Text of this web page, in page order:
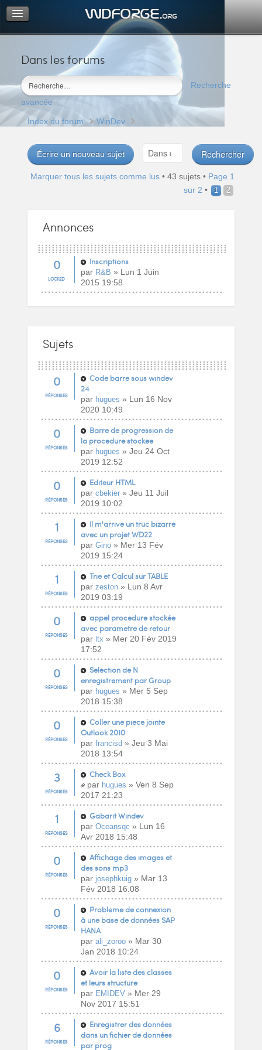
Dans les forums
Recherche
avancée
Portail
Index du forum
M’enregistrer
Connexion
Index du forum WinDev
Écrire un nouveau sujet
Marquer tous les sujets comme lus • 43 sujets • Page 1
sur 2 • 1 2
Annonces
0
LOCKED
Inscriptions
par R&B » Lun 1 Juin
2015 19:58
Sujets
0
RÉPONSES
Code barre sous windev
24
par hugues » Lun 16 Nov
2020 10:49
0
RÉPONSES
Barre de progression de
la procedure stockee
par hugues » Jeu 24 Oct
2019 12:52
0
RÉPONSES
Editeur HTML
par cbekier» Jeu 11 Juil
2019 10:02
1
RÉPONSES
Il m'arrive un truc bizarre
avec un projet WD22
par Gino» Mer 13 Fév
2019 15:24
1
RÉPONSES
Trie et Calcul sur TABLE
par zeston» Lun 8 Avr
2019 03:19
0
RÉPONSES
appel procedure stockée
avec parametre de retour
par ltx » Mer 20 Fév 2019
17:52
0
RÉPONSES
Selection de N
enregistrement par Group
par hugues » Mer 5 Sep
2018 15:38
0
RÉPONSES
Coller une piece jointe
Outlook 2010
par francisd» Jeu 3 Mai
2018 13:54
3
RÉPONSES
Check Box
par hugues » Ven 8 Sep
2017 21:23
1
RÉPONSES
Gabarit Windev
par Oceansqc » Lun 16
Avr 2018 15:48
0
RÉPONSES
Affichage des images et
des sons mp3
par josephkuig» Mar 13
Fév 2018 16:08
0
RÉPONSES
Problème de connexion
à une base de données SAP
HANA
par ali_zoroo» Mar 30
Jan 2018 10:24
0
RÉPONSES
Avoir la liste des classes
et leurs structure
par EMIDEV» Mer 29
Nov 2017 15:51
6
RÉPONSES
Enregistrer des données
dans un fichier de données
par prog